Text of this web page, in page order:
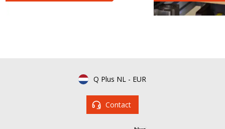
Q Plus NL - EUR
Contact